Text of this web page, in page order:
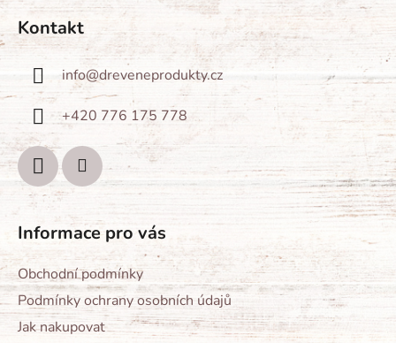
á
p
a
t
í
Kontakt
info@dreveneprodukty.cz
+420 776 175 778
Informace pro vás
Obchodní podmínky
Podmínky ochrany osobních údajů
Jak nakupovat